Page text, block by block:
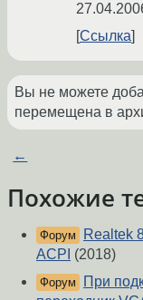
Ссылка
Вы не можете
перемещена в
←
Похожие
Форум
Realtek
ACPI (2018)
Форум
При